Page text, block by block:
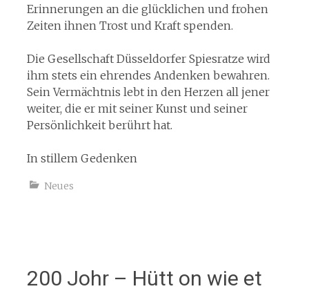
Erinnerungen an die glücklichen und frohen
Zeiten ihnen Trost und Kraft spenden.
Die Gesellschaft Düsseldorfer Spiesratze wird
ihm stets ein ehrendes Andenken bewahren.
Sein Vermächtnis lebt in den Herzen all jener
weiter, die er mit seiner Kunst und seiner
Persönlichkeit berührt hat.
In stillem Gedenken
Neues
200 Johr – Hütt on wie et